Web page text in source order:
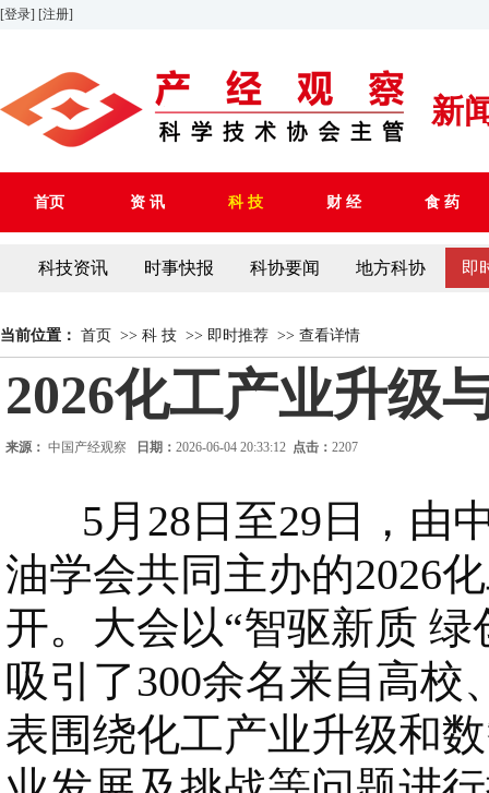
[登录] [注册]
新
首页 资 讯 科 技 财 经 食 药
科技资讯 时事快报 科协要闻 地方科协 即
当前位置： 首页 >> 科 技 >> 即时推荐 >> 查看详情
2026化工产业升级
来源： 中国产经观察 日期： 2026-06-04 20:33:12 点击： 2207
5月28日至29日，由
油学会共同主办的2026
开。大会以“智驱新质
吸引了300余名来自高
表围绕化工产业升级和